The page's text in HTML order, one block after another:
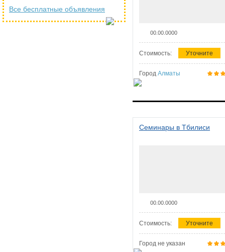
Все бесплатные объявления
00.00.0000
Стоимость: Уточните
Город Алматы
Семинары в Тбилиси
00.00.0000
Стоимость: Уточните
Город не указан